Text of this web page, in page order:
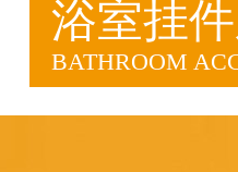
浴室挂件
BATHROOM